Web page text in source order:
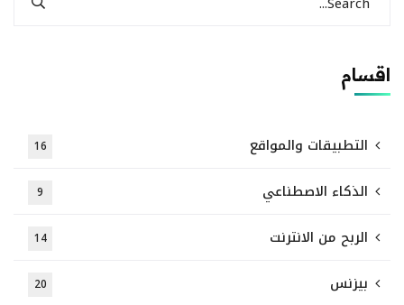
اقسام
التطبيقات والمواقع 16
الذكاء الاصطناعي 9
الربح من الانترنت 14
بيزنس 20